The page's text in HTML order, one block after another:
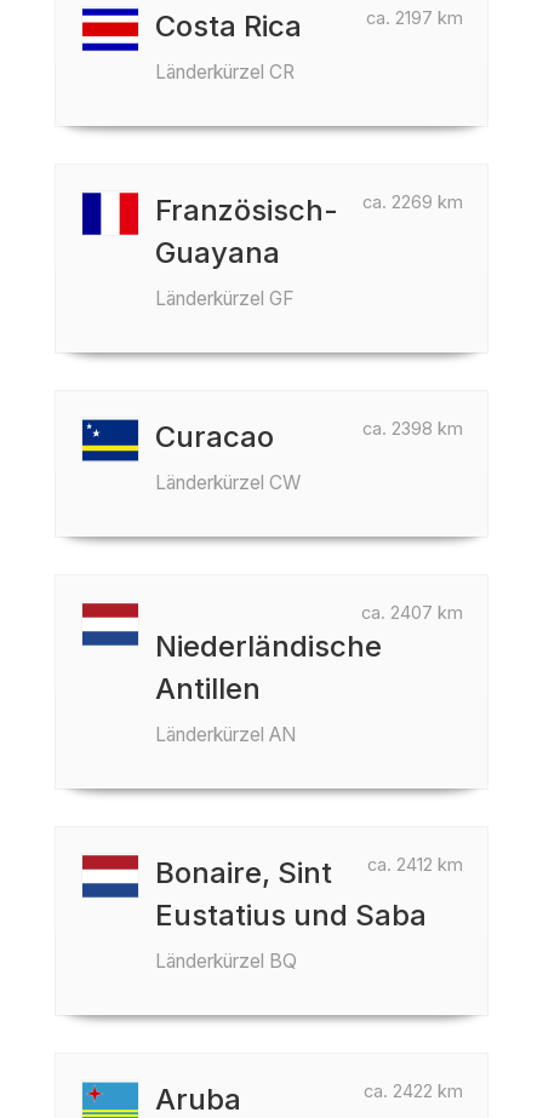
ca. 2197 km
Costa Rica
Länderkürzel CR
ca. 2269 km
Französisch-
Guayana
Länderkürzel GF
ca. 2398 km
Curacao
Länderkürzel CW
ca. 2407 km
Niederländische
Antillen
Länderkürzel AN
ca. 2412 km
Bonaire, Sint
Eustatius und Saba
Länderkürzel BQ
ca. 2422 km
Aruba